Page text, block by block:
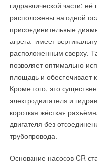
гидравлической части:
расположены на одной
присоединительные
агрегат имеет
расположенным сверху.
позволяет оптимально
площадь и обеспечивает
Кроме того, это
электродвигателя и
короткая жёсткая
двигателя без
трубопровода.
Основание насосов CR